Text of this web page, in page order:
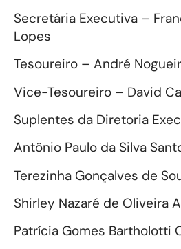
Secretária Executiva –
Lopes
Tesoureiro – André
Vice-Tesoureiro – David
Suplentes da Diretoria
Antônio Paulo da Silva
Terezinha Gonçalves de
Shirley Nazaré de Oliveira
Patrícia Gomes Bartholotti